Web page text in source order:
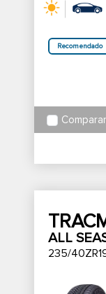
Recomendado
Comparar
ALL
235/